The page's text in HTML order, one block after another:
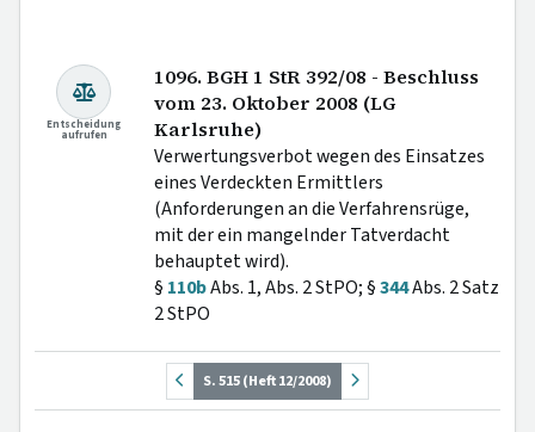
Entscheidung
aufrufen
1096. BGH 1 StR 392/08 - Beschluss
vom 23. Oktober 2008 (LG
Karlsruhe)
Verwertungsverbot wegen des Einsatzes
eines Verdeckten Ermittlers
(Anforderungen an die Verfahrensrüge,
mit der ein mangelnder Tatverdacht
behauptet wird).
§ 110bAbs. 1, Abs. 2 StPO; §344Abs. 2 Satz
2 StPO
S. 515 (Heft 12/2008)